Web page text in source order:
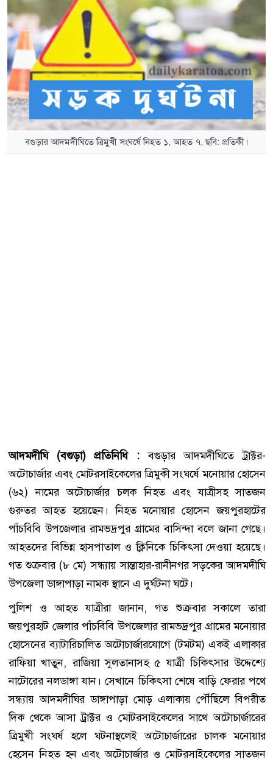
বগুড়ার আদমদীঘিতে ত্রিমুখী সংঘর্ষে নিহত ১, আহত ৭, ছবি: প্রতিকী।
আদমদীঘি (বগুড়া) প্রতিনিধি :বগুড়ার আদমদীঘিতে ট্রাক্টর-
অটোচার্জার এবং মোটরসাইকেলের ত্রিমুকী সংঘর্ষে মনোয়ার হোসেন
(৬২) নামের অটোচার্জার চলক নিহত এবং যাত্রীসহ সাতজন
গুরুতর আহত হয়েছেন। নিহত মনোয়ার হোসেন জয়পুরহাটের
পাঁচবিবি উপজেলার রামভদ্রপুর গ্রামের বাসিন্দা বলে জানা গেছে।
আহতদের বিভিন্ন হাসপাতাল ও ক্লিনিকে চিকিৎসা দেওয়া হয়েছে।
গত শুক্রবার (৮ মে) সন্ধ্যায় সান্তাহার-রানীনগর সড়কের আদমদীঘি
উপজেলা ডাঙ্গাপাড়া নামক স্থানে এ দুর্ঘটনা ঘটে।
পুলিশ ও আহত যাত্রীরা জানান, গত শুক্রবার সকালে তারা
জয়পুরহাট জেলার পাঁচবিবি উপজেলার রামভদ্রপুর গ্রামের মনোয়ার
হোসেনের ব্যাটারিচালিত অটোচার্জারযোগে (টমটম) একই এলাকার
রাফিয়া খাতুন, রাজিয়া সুলতানাসহ ৫ যাত্রী চিকিৎসার উদ্দেশ্যে
নাটোরের নলডাঙ্গা যান। সেখানে চিকিৎসা শেষে বাড়ি ফেরার পথে
সন্ধ্যায় আদমদীঘির ডাঙ্গাপাড়া মোড় এলাকায় পৌঁছিলে বিপরীত
দিক থেকে আসা ট্রাক্টর ও মোটরসাইকেলের সাথে অটোচার্জারের
ত্রিমুখী সংঘর্ষ হলে ঘটনাস্থলেই অটোচার্জারের চালক মনোয়ার
হেসেন নিহত হন এবং অটোচার্জার ও মোটরসাইকেলের সাতজন